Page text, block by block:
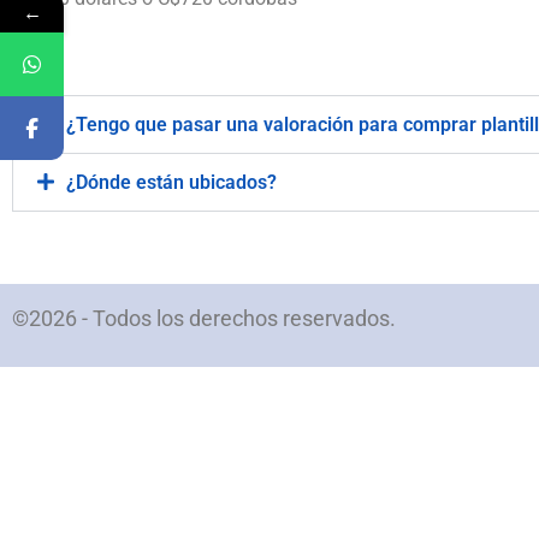
¿Tengo que pasar una valoración para comprar
¿Dónde están ubicados?
©2026 - Todos los derechos reservados.
←